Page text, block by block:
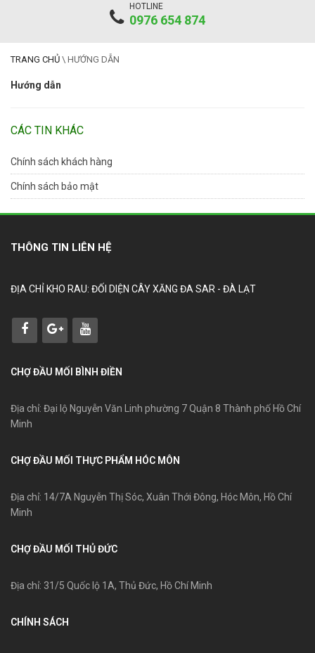
HOTLINE
0976 654 874
TRANG CHỦ \ HƯỚNG DẪN
Hướng dẫn
CÁC TIN KHÁC
Chính sách khách hàng
Chính sách bảo mật
THÔNG TIN LIÊN HỆ
ĐỊA CHỈ KHO RAU: ĐỐI DIỆN CÂY XĂNG ĐA SAR - ĐÀ LẠT
CHỢ ĐẦU MỐI BÌNH ĐIỀN
Địa chỉ: Đại lộ Nguyễn Văn Linh phường 7 Quận 8 Thành phố Hồ Chí
Minh
CHỢ ĐẦU MỐI THỰC PHẨM HÓC MÔN
Địa chỉ: 14/7A Nguyễn Thị Sóc, Xuân Thới Đông, Hóc Môn, Hồ Chí
Minh
CHỢ ĐẦU MỐI THỦ ĐỨC
Địa chỉ: 31/5 Quốc lộ 1A, Thủ Đức, Hồ Chí Minh
CHÍNH SÁCH